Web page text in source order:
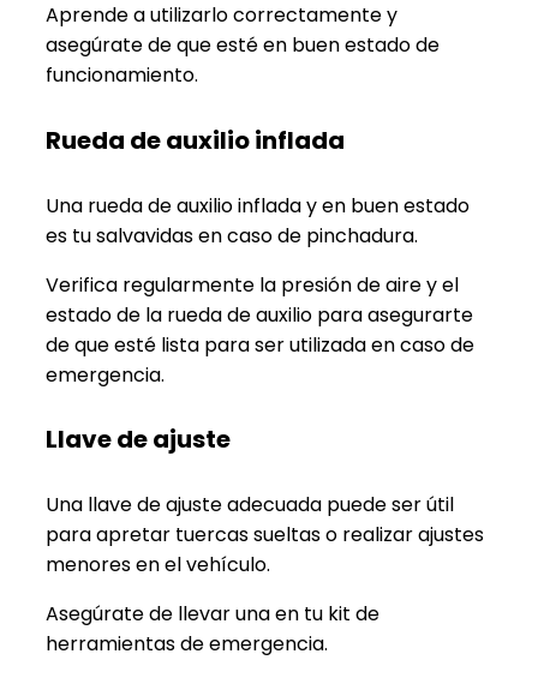
Aprende a utilizarlo correctamente y
asegúrate de que esté en buen estado de
funcionamiento.
Rueda de auxilio inflada
Una rueda de auxilio inflada y en buen estado
es tu salvavidas en caso de pinchadura.
Verifica regularmente la presión de aire y el
estado de la rueda de auxilio para asegurarte
de que esté lista para ser utilizada en caso de
emergencia.
Llave de ajuste
Una llave de ajuste adecuada puede ser útil
para apretar tuercas sueltas o realizar ajustes
menores en el vehículo.
Asegúrate de llevar una en tu kit de
herramientas de emergencia.